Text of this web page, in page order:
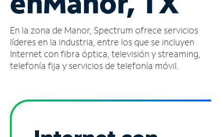
cuenta
Encuentra
una
tienda
En la zona de Manor, Spectrum ofrece servicios
líderes en la industria, entre los que se incluyen
Internet con fibra óptica, televisión y streaming,
telefonía fija y servicios de telefonía móvil.